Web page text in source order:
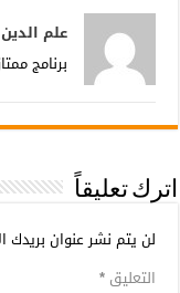
علم
برنامج
اترك تعليقاً
لن يتم نشر عنوان بريدك
التعليق*